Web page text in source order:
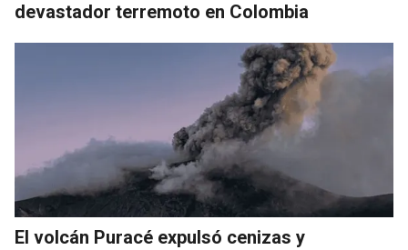
devastador terremoto en Colombia
El volcán Puracé expulsó cenizas y